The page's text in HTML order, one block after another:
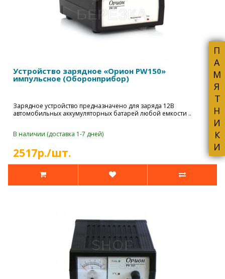
ПАМЯТНИКИ
Устройство зарядное «Орион PW150»
импульсное (Оборонприбор)
Зарядное устройство предназначено для заряда 12В
автомобильных аккумуляторных батарей любой емкости ..
В наличии (доставка 1-7 дней)
2517р./шт.